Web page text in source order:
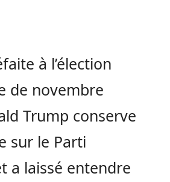
à l’élection
de novembre
Trump conserve
sur le Parti
a laissé entendre